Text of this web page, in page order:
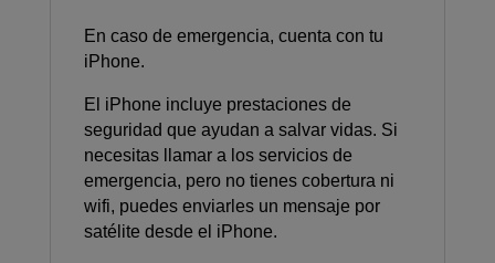
En caso de emergencia, cuenta con tu
iPhone.
El iPhone incluye prestaciones de
seguridad que ayudan a salvar vidas. Si
necesitas llamar a los servicios de
emergencia, pero no tienes cobertura ni
wifi, puedes enviarles un mensaje por
satélite desde el iPhone.